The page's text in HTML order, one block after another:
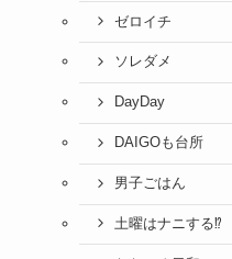
ゼロイチ
ソレダメ
DayDay
DAIGOも台所
男子ごはん
土曜はナニする⁉